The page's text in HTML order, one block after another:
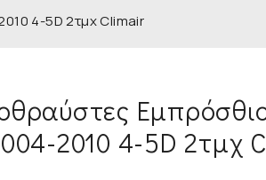
4-5D 2τμχ Climair
2010 4-5D 2τμχ